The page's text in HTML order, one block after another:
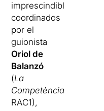
imprescindibles,
coordinados
por el
guionista
Oriol de
Balanzó
(La
Competència
RAC1),